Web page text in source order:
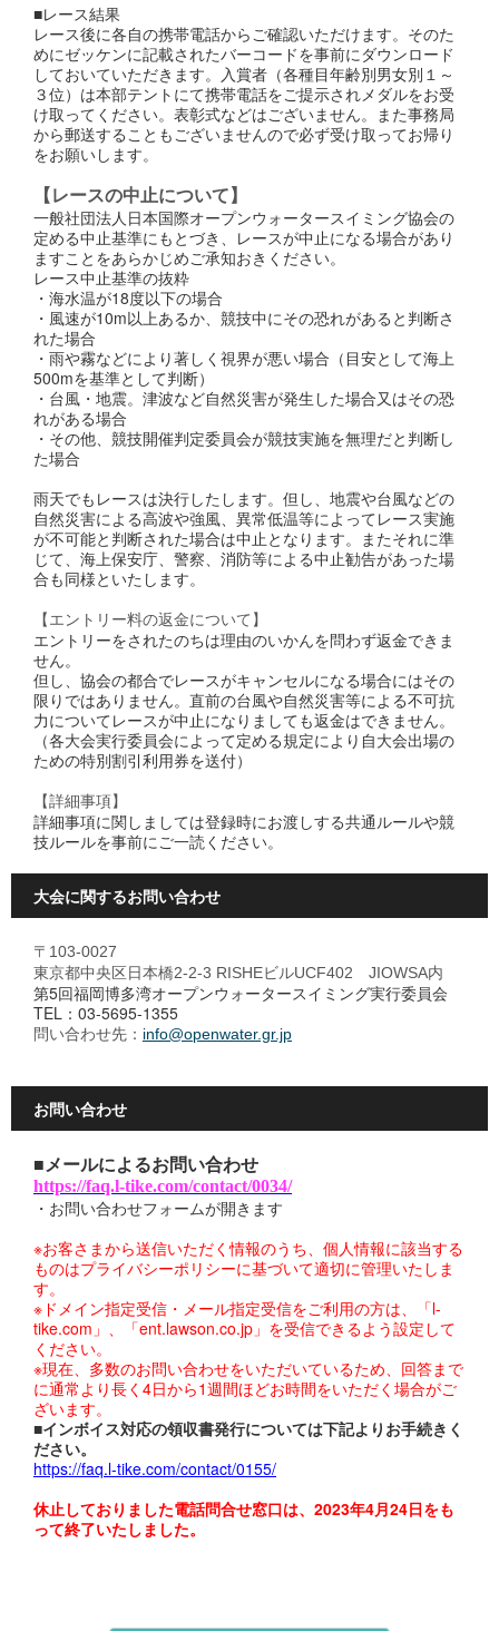
■レース結果
レース後に各自の携帯電話からご確認いただけます。そのた
めにゼッケンに記載されたバーコードを事前にダウンロード
しておいていただきます。入賞者（各種目年齢別男女別１～
３位）は本部テントにて携帯電話をご提示されメダルをお受
け取ってください。表彰式などはございません。また事務局
から郵送することもございませんので必ず受け取ってお帰り
をお願いします。
【レースの中止について】
一般社団法人日本国際オープンウォータースイミング協会の
定める中止基準にもとづき、レースが中止になる場合があり
ますことをあらかじめご承知おきください。
レース中止基準の抜粋
・海水温が18度以下の場合
・風速が10m以上あるか、競技中にその恐れがあると判断さ
れた場合
・雨や霧などにより著しく視界が悪い場合（目安として海上
500mを基準として判断）
・台風・地震。津波など自然災害が発生した場合又はその恐
れがある場合
・その他、競技開催判定委員会が競技実施を無理だと判断し
た場合
雨天でもレースは決行したします。但し、地震や台風などの
自然災害による高波や強風、異常低温等によってレース実施
が不可能と判断された場合は中止となります。またそれに準
じて、海上保安庁、警察、消防等による中止勧告があった場
合も同様といたします。
【エントリー料の返金について】
エントリーをされたのちは理由のいかんを問わず返金できま
せん。
但し、協会の都合でレースがキャンセルになる場合にはその
限りではありません。直前の台風や自然災害等による不可抗
力についてレースが中止になりましても返金はできません。
（各大会実行委員会によって定める規定により自大会出場の
ための特別割引利用券を送付）
【詳細事項】
詳細事項に関しましては登録時にお渡しする共通ルールや競
技ルールを事前にご一読ください。
大会に関するお問い合わせ
〒103-0027
東京都中央区日本橋2-2-3 RISHEビルUCF402 JIOWSA内
第5回福岡博多湾オープンウォータースイミング実行委員会
TEL：03-5695-1355
問い合わせ先： info@openwater.gr.jp
お問い合わせ
■メールによるお問い合わせ
https://faq.l-tike.com/contact/0034/
・お問い合わせフォームが開きます
※お客さまから送信いただく情報のうち、個人情報に該当する
ものはプライバシーポリシーに基づいて適切に管理いたしま
す。
※ドメイン指定受信・メール指定受信をご利用の方は、「l-
tike.com」、「ent.lawson.co.jp」を受信できるよう設定して
ください。
※現在、多数のお問い合わせをいただいているため、回答まで
に通常より長く4日から1週間ほどお時間をいただく場合がご
ざいます。
■インボイス対応の領収書発行については下記よりお手続きく
ださい。
https://faq.l-tike.com/contact/0155/
休止しておりました電話問合せ窓口は、2023年4月24日をも
って終了いたしました。